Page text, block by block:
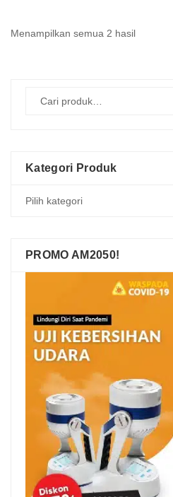
Menampilkan semua 2 hasilDiurutkan
Kategori Produk
PROMO AM2050!